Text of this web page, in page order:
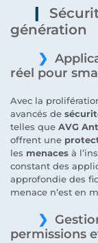
génération
réel pour
Avec la
avancés de
telles que AVG
offrent une
les menaces à
constant des
approfondie des
menace n’est en
permissions